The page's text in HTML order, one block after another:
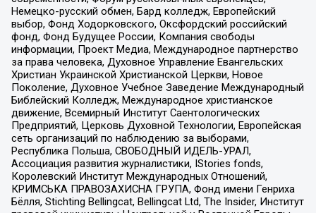
Немецко-русский обмен, Бард колледж, Европейский
выбор, Фонд Ходорковского, Оксфордский российский
фонд, Фонд Будущее России, Компания свободы
информации, Проект Медиа, Международное партнерство
за права человека, Духовное Управление Евангельских
Христиан Украинской Христианской Церкви, Новое
Поколение, Духовное Учебное Заведение Международный
Библейский Колледж, Международное христианское
движение, Всемирный Институт Саентологических
Предприятий, Церковь Духовной Технологии, Европейская
сеть организаций по наблюдению за выборами,
Республика Польша, СВОБОДНЫЙ ИДЕЛЬ-УРАЛ,
Ассоциация развития журналистики, IStories fonds,
Королевский Институт Международных Отношений,
КРИМСЬКА ПРАВОЗАХИСНА ГРУПА, Фонд имени Генриха
Бёлля, Stichting Bellingcat, Bellingcat Ltd, The Insider, Институт